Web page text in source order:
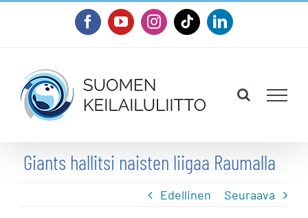
FacebookYouTubeInstagram
TiktokLinkedIn
Giants hallitsi naisten liigaa Raumalla
Edellinen Seuraava